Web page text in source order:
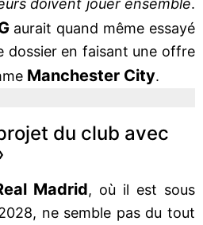
doivent jouer ensemble.
aurait quand même essayé
dossier en faisant une offre
Manchester City.
du club avec
Madrid, où il est sous
ne semble pas du tout